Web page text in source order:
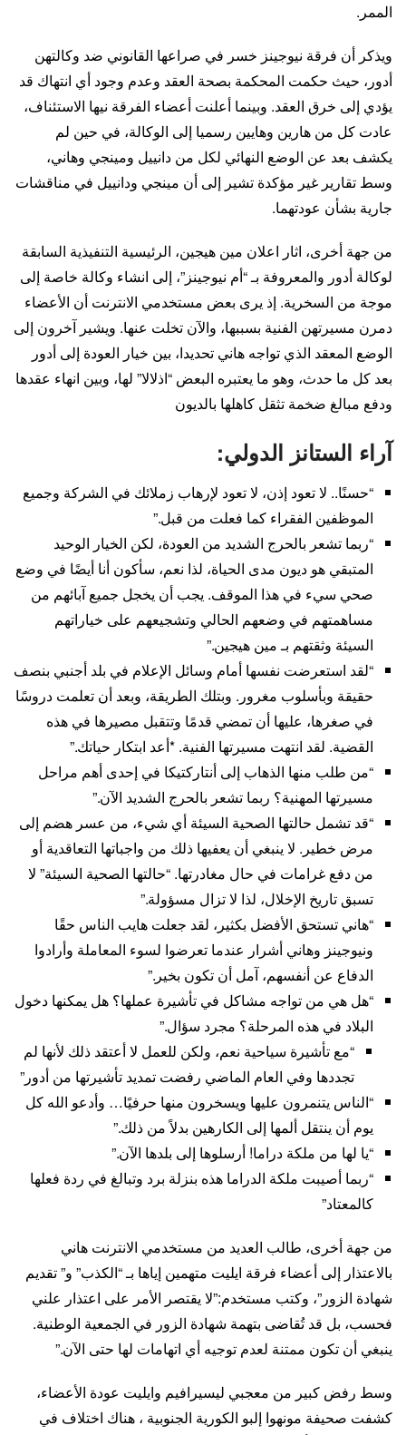
الممر.
ويذكر أن فرقة نيوجينز خسر في صراعها القانوني ضد وكالتهن
أدور، حيث حكمت المحكمة بصحة العقد وعدم وجود أي انتهاك قد
يؤدي إلى خرق العقد. وبينما أعلنت أعضاء الفرقة نيها الاستئناف،
عادت كل من هارين وهايين رسميا إلى الوكالة، في حين لم
يكشف بعد عن الوضع النهائي لكل من دانييل ومينجي وهاني،
وسط تقارير غير مؤكدة تشير إلى أن مينجي ودانييل في مناقشات
جارية بشأن عودتهما.
من جهة أخرى، اثار اعلان مين هيجين، الرئيسية التنفيذية السابقة
لوكالة أدور والمعروفة بـ “أم نيوجينز”، إلى انشاء وكالة خاصة إلى
موجة من السخرية. إذ يرى بعض مستخدمي الانترنت أن الأعضاء
دمرن مسيرتهن الفنية بسببها، والآن تخلت عنها. ويشير آخرون إلى
الوضع المعقد الذي تواجه هاني تحديدا، بين خيار العودة إلى أدور
بعد كل ما حدث، وهو ما يعتبره البعض “اذلالا” لها، وبين انهاء عقدها
ودفع مبالغ ضخمة تثقل كاهلها بالديون
آراء الستانز الدولي:
“حسنًا.. لا تعود إذن، لا تعود لإرهاب زملائك في الشركة وجميع
الموظفين الفقراء كما فعلت من قبل.”
“ربما تشعر بالحرج الشديد من العودة، لكن الخيار الوحيد
المتبقي هو ديون مدى الحياة، لذا نعم، سأكون أنا أيضًا في وضع
صحي سيء في هذا الموقف. يجب أن يخجل جميع آبائهم من
مساهمتهم في وضعهم الحالي وتشجيعهم على خياراتهم
السيئة وثقتهم بـ مين هيجين.”
“لقد استعرضت نفسها أمام وسائل الإعلام في بلد أجنبي بنصف
حقيقة وبأسلوب مغرور. وبتلك الطريقة، وبعد أن تعلمت دروسًا
في صغرها، عليها أن تمضي قدمًا وتتقبل مصيرها في هذه
القضية. لقد انتهت مسيرتها الفنية. *أعد ابتكار حياتك.”
“من طلب منها الذهاب إلى أنتاركتيكا في إحدى أهم مراحل
مسيرتها المهنية؟ ربما تشعر بالحرج الشديد الآن.”
“قد تشمل حالتها الصحية السيئة أي شيء، من عسر هضم إلى
مرض خطير. لا ينبغي أن يعفيها ذلك من واجباتها التعاقدية أو
من دفع غرامات في حال مغادرتها. “حالتها الصحية السيئة” لا
تسبق تاريخ الإخلال، لذا لا تزال مسؤولة.”
“هاني تستحق الأفضل بكثير، لقد جعلت هايب الناس حقًا
ونيوجينز وهاني أشرار عندما تعرضوا لسوء المعاملة وأرادوا
الدفاع عن أنفسهم، آمل أن تكون بخير.”
“هل هي من تواجه مشاكل في تأشيرة عملها؟ هل يمكنها دخول
البلاد في هذه المرحلة؟ مجرد سؤال.”
“مع تأشيرة سياحية نعم، ولكن للعمل لا أعتقد ذلك لأنها لم
تجددها وفي العام الماضي رفضت تمديد تأشيرتها من أدور”
“الناس يتنمرون عليها ويسخرون منها حرفيًا… وأدعو الله كل
يوم أن ينتقل ألمها إلى الكارهين بدلاً من ذلك.”
“يا لها من ملكة دراما! أرسلوها إلى بلدها الآن.”
“ربما أصيبت ملكة الدراما هذه بنزلة برد وتبالغ في ردة فعلها
كالمعتاد”
من جهة أخرى، طالب العديد من مستخدمي الانترنت هاني
بالاعتذار إلى أعضاء فرقة ايليت متهمين إياها بـ “الكذب” و” تقديم
شهادة الزور”، وكتب مستخدم:”لا يقتصر الأمر على اعتذار علني
فحسب، بل قد تُقاضى بتهمة شهادة الزور في الجمعية الوطنية.
ينبغي أن تكون ممتنة لعدم توجيه أي اتهامات لها حتى الآن.”
وسط رفض كبير من معجبي ليسيرافيم وايليت عودة الأعضاء،
كشفت صحيفة مونهوا إلبو الكورية الجنوبية ، هناك اختلاف في